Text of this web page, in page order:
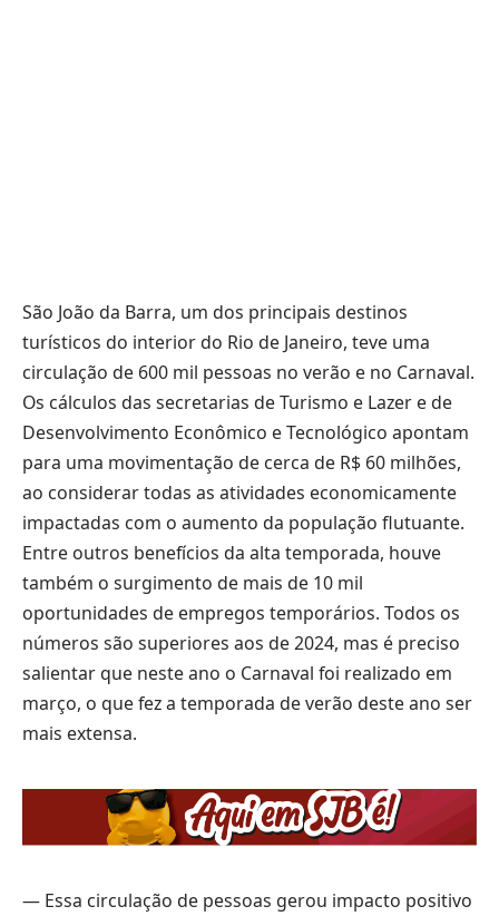
São João da Barra, um dos principais destinos
turísticos do interior do Rio de Janeiro, teve uma
circulação de 600 mil pessoas no verão e no Carnaval.
Os cálculos das secretarias de Turismo e Lazer e de
Desenvolvimento Econômico e Tecnológico apontam
para uma movimentação de cerca de R$ 60 milhões,
ao considerar todas as atividades economicamente
impactadas com o aumento da população flutuante.
Entre outros benefícios da alta temporada, houve
também o surgimento de mais de 10 mil
oportunidades de empregos temporários. Todos os
números são superiores aos de 2024, mas é preciso
salientar que neste ano o Carnaval foi realizado em
março, o que fez a temporada de verão deste ano ser
mais extensa.
— Essa circulação de pessoas gerou impacto positivo